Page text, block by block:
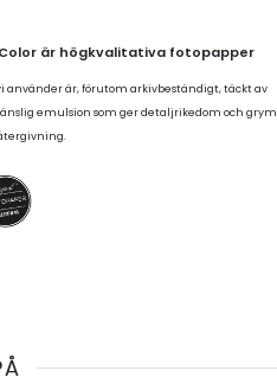
är högkvalitativa fotopapper
använder är, förutom arkivbeständigt, täckt av
emulsion som ger detaljrikedom och grym